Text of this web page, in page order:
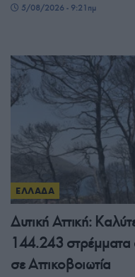
5/08/2026 - 9:21πμ
ΕΛΛΑΔΑ
Δυτική Αττική:
144.243 στρέμματα
σε Αττικοβοιωτία